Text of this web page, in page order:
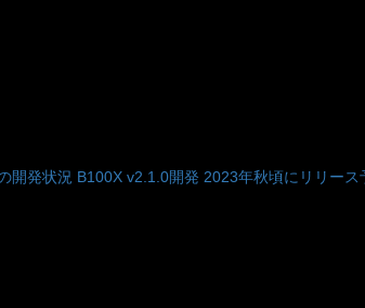
開発状況 B100X v2.1.0開発 2023年秋頃にリリー